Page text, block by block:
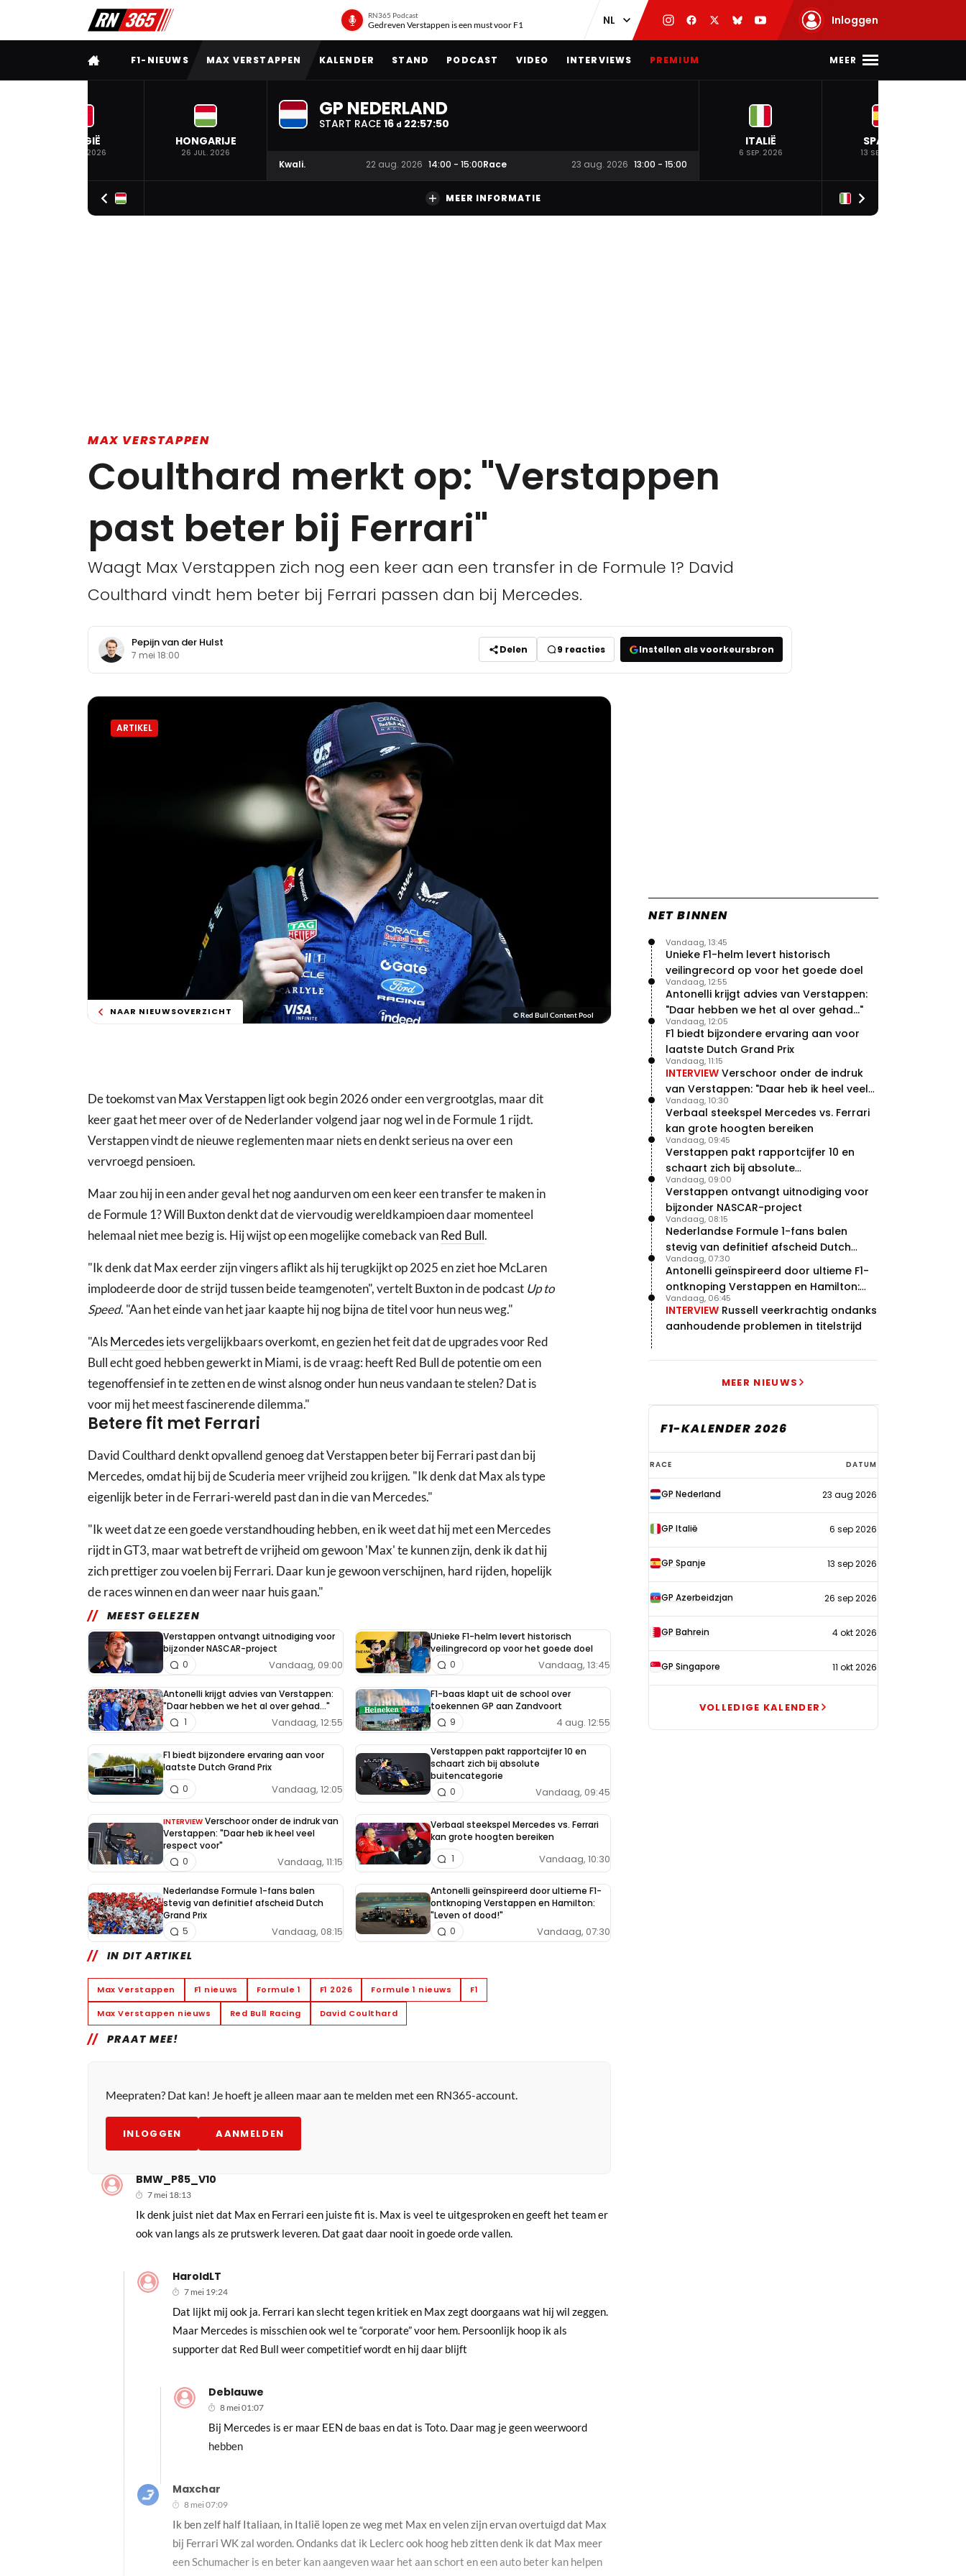
RN365 Podcast
Gedreven Verstappen is een must voor F1 Inloggen
VOLLEDIG MENU
F1-NIEUWS MAX VERSTAPPEN KALENDER STAND PODCAST VIDEO INTERVIEWS PREMIUM MEER
BELGIË
19 JUL. 2026
HONGARIJE
26 JUL. 2026
GP NEDERLAND
START RACE 16 d 22:57:49
Kwali. 22 aug. 2026 14:00 - 15:00Race 23 aug. 2026 13:00 - 15:00
ITALIË
6 SEP. 2026
SPANJE
13 SEP. 2026
MEER INFORMATIE
MAX VERSTAPPEN
Coulthard merkt op: "Verstappen
past beter bij Ferrari"
Waagt Max Verstappen zich nog een keer aan een transfer in de Formule 1? David
Coulthard vindt hem beter bij Ferrari passen dan bij Mercedes.
Pepijn van der Hulst
7 mei 18:00 Delen 9 reacties Instellen als voorkeursbron
ARTIKEL
NAAR NIEUWSOVERZICHT © Red Bull Content Pool
De toekomst vanMax Verstappenligt ook begin 2026 onder een vergrootglas, maar dit
keer gaat het meer over of de Nederlander volgend jaar nog wel in de Formule 1 rijdt.
Verstappen vindt de nieuwe reglementen maar niets en denkt serieus na over een
vervroegd pensioen.
Maar zou hij in een ander geval het nog aandurven om een keer een transfer te maken in
de Formule 1? Will Buxton denkt dat de viervoudig wereldkampioen daar momenteel
helemaal niet mee bezig is. Hij wijst op een mogelijke comeback vanRed Bull.
"Ik denk dat Max eerder zijn vingers aflikt als hij terugkijkt op 2025 en ziet hoe McLaren
implodeerde door de strijd tussen beide teamgenoten", vertelt Buxton in de podcast Up to
Speed. "Aan het einde van het jaar kaapte hij nog bijna de titel voor hun neus weg."
"AlsMercedesiets vergelijkbaars overkomt, en gezien het feit dat de upgrades voor Red
Bull echt goed hebben gewerkt in Miami, is de vraag: heeft Red Bull de potentie om een
tegenoffensief in te zetten en de winst alsnog onder hun neus vandaan te stelen? Dat is
voor mij het meest fascinerende dilemma."
Betere fit met Ferrari
David Coulthard denkt opvallend genoeg dat Verstappen beter bij Ferrari past dan bij
Mercedes, omdat hij bij de Scuderia meer vrijheid zou krijgen. "Ik denk dat Max als type
eigenlijk beter in de Ferrari-wereld past dan in die van Mercedes."
"Ik weet dat ze een goede verstandhouding hebben, en ik weet dat hij met een Mercedes
rijdt in GT3, maar wat betreft de vrijheid om gewoon 'Max' te kunnen zijn, denk ik dat hij
zich prettiger zou voelen bij Ferrari. Daar kun je gewoon verschijnen, hard rijden, hopelijk
de races winnen en dan weer naar huis gaan."
MEEST GELEZEN
Verstappen ontvangt uitnodiging voor
bijzonder NASCAR-project
Vandaag, 09:00
0
Unieke F1-helm levert historisch
veilingrecord op voor het goede doel
Vandaag, 13:45
0
Antonelli krijgt advies van Verstappen:
"Daar hebben we het al over gehad..."
Vandaag, 12:55
1
F1-baas klapt uit de school over
toekennen GP aan Zandvoort
4 aug. 12:55
9
F1 biedt bijzondere ervaring aan voor
laatste Dutch Grand Prix
Vandaag, 12:05
0
Verstappen pakt rapportcijfer 10 en
schaart zich bij absolute
buitencategorie
Vandaag, 09:45
0
INTERVIEW Verschoor onder de indruk van
Verstappen: "Daar heb ik heel veel
respect voor"
Vandaag, 11:15
0
Verbaal steekspel Mercedes vs. Ferrari
kan grote hoogten bereiken
Vandaag, 10:30
1
Nederlandse Formule 1-fans balen
stevig van definitief afscheid Dutch
Grand Prix
Vandaag, 08:15
5
Antonelli geïnspireerd door ultieme F1-
ontknoping Verstappen en Hamilton:
"Leven of dood!"
Vandaag, 07:30
0
IN DIT ARTIKEL
Max Verstappen F1 nieuws Formule 1 F1 2026 Formule 1 nieuws F1
Max Verstappen nieuws Red Bull Racing David Coulthard
PRAAT MEE!
Meepraten? Dat kan! Je hoeft je alleen maar aan te melden met een RN365-account.
INLOGGEN AANMELDEN
BMW_P85_V10
7 mei 18:13
Ik denk juist niet dat Max en Ferrari een juiste fit is. Max is veel te uitgesproken en geeft het team er
ook van langs als ze prutswerk leveren. Dat gaat daar nooit in goede orde vallen.
HaroldLT
7 mei 19:24
Dat lijkt mij ook ja. Ferrari kan slecht tegen kritiek en Max zegt doorgaans wat hij wil zeggen.
Maar Mercedes is misschien ook wel te “corporate” voor hem. Persoonlijk hoop ik als
supporter dat Red Bull weer competitief wordt en hij daar blijft
Deblauwe
8 mei 01:07
Bij Mercedes is er maar EEN de baas en dat is Toto. Daar mag je geen weerwoord
hebben
Maxchar
8 mei 07:09
Ik ben zelf half Italiaan, in Italië lopen ze weg met Max en velen zijn ervan overtuigd dat Max
bij Ferrari WK zal worden. Ondanks dat ik Leclerc ook hoog heb zitten denk ik dat Max meer
een Schumacher is en beter kan aangeven waar het aan schort en een auto beter kan helpen
NET BINNEN
Unieke F1-helm levert historisch
veilingrecord op voor het goede doel
Vandaag, 13:45
Antonelli krijgt advies van Verstappen:
"Daar hebben we het al over gehad..."
Vandaag, 12:55
F1 biedt bijzondere ervaring aan voor
laatste Dutch Grand Prix
Vandaag, 12:05
INTERVIEW Verschoor onder de indruk
van Verstappen: "Daar heb ik heel veel
respect voor"
Vandaag, 11:15
Verbaal steekspel Mercedes vs. Ferrari
kan grote hoogten bereiken
Vandaag, 10:30
Verstappen pakt rapportcijfer 10 en
schaart zich bij absolute
buitencategorie
Vandaag, 09:45
Verstappen ontvangt uitnodiging voor
bijzonder NASCAR-project
Vandaag, 09:00
Nederlandse Formule 1-fans balen
stevig van definitief afscheid Dutch
Grand Prix
Vandaag, 08:15
Antonelli geïnspireerd door ultieme F1-
ontknoping Verstappen en Hamilton:
"Leven of dood!"
Vandaag, 07:30
INTERVIEW Russell veerkrachtig ondanks
aanhoudende problemen in titelstrijd
Vandaag, 06:45
MEER NIEUWS
F1-KALENDER 2026
F1-
kalender
2026
RACE DATUM
GP Nederland 23 aug 2026
GP Italië 6 sep 2026
GP Spanje 13 sep 2026
GP Azerbeidzjan 26 sep 2026
GP Bahrein 4 okt 2026
GP Singapore 11 okt 2026
VOLLEDIGE KALENDER